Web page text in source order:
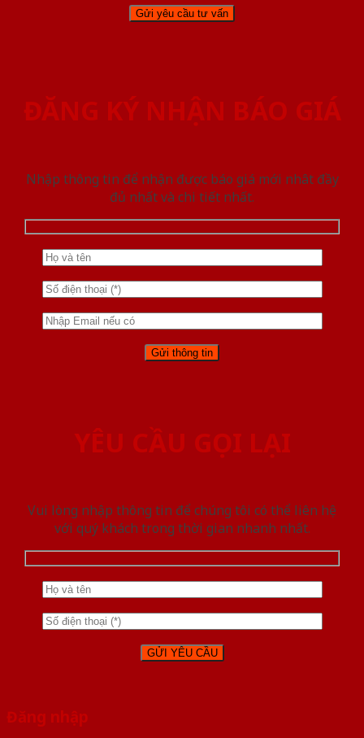
ĐĂNG KÝ NHẬN BÁO GIÁ
Nhập thông tin để nhận được báo giá mới nhât đầy
đủ nhất và chi tiết nhất.
YÊU CẦU GỌI LẠI
Vui lòng nhập thông tin để chúng tôi có thể liên hệ
với quý khách trong thời gian nhanh nhất.
Đăng nhập